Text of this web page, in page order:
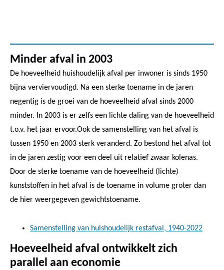
Minder afval in 2003
De hoeveelheid huishoudelijk afval per inwoner is sinds 1950
bijna verviervoudigd. Na een sterke toename in de jaren
negentig is de groei van de hoeveelheid afval sinds 2000
minder. In 2003 is er zelfs een lichte daling van de hoeveelheid
t.o.v. het jaar ervoor.Ook de samenstelling van het afval is
tussen 1950 en 2003 sterk veranderd. Zo bestond het afval tot
in de jaren zestig voor een deel uit relatief zwaar kolenas.
Door de sterke toename van de hoeveelheid (lichte)
kunststoffen in het afval is de toename in volume groter dan
de hier weergegeven gewichtstoename.
Samenstelling van huishoudelijk restafval, 1940-2022
Hoeveelheid afval ontwikkelt zich
parallel aan economie